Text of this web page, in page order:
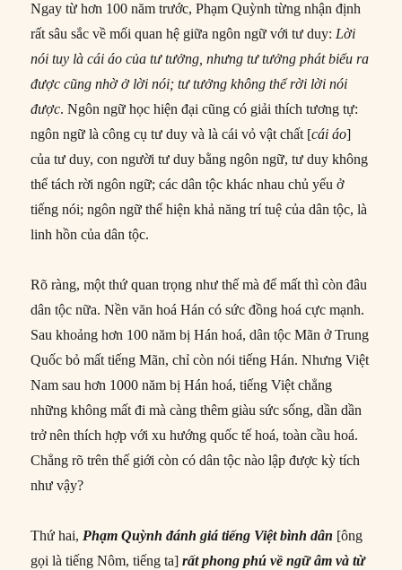
Ngay từ hơn 100 năm trước, Phạm Quỳnh từng nhận định
rất sâu sắc về mối quan hệ giữa ngôn ngữ với tư duy:Lời
nói tuy là cái áo của tư tưởng, nhưng tư tưởng phát biểu ra
đượccũng nhờ ở lời nói; tư tưởng không thể rời lời nói
được. Ngôn ngữ học hiện đại cũng có giải thích tương tự:
ngôn ngữ là công cụ tư duy và là cái vỏ vật chất [cái áo]
của tư duy, con người tư duy bằng ngôn ngữ, tư duy không
thể tách rời ngôn ngữ; các dân tộc khác nhau chủ yếu ở
tiếng nói; ngôn ngữ thể hiện khả năng trí tuệ của dân tộc, là
linh hồn của dân tộc.
Rõ ràng, một thứ quan trọng như thế mà để mất thì còn đâu
dân tộc nữa. Nền văn hoá Hán có sức đồng hoá cực mạnh.
Sau khoảng hơn 100 năm bị Hán hoá, dân tộc Mãn ở Trung
Quốc bỏ mất tiếng Mãn, chỉ còn nói tiếng Hán. Nhưng Việt
Nam sau hơn 1000 năm bị Hán hoá, tiếng Việt chẳng
những không mất đi mà càng thêm giàu sức sống, dần dần
trở nên thích hợp với xu hướng quốc tế hoá, toàn cầu hoá.
Chẳng rõ trên thế giới còn có dân tộc nào lập được kỳ tích
như vậy?
Thứ hai,Phạm Quỳnh đánh giátiếng Việt bình dân [ông
gọi là tiếng Nôm, tiếng ta]rấtphong phú về ngữ âm và từ